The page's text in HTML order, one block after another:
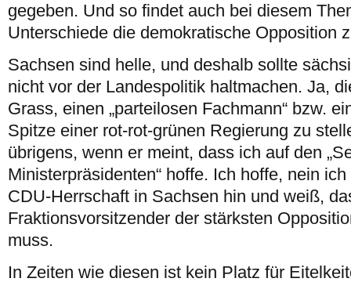
gegeben. Und so findet auch bei diesem
Unterschiede die demokratische Opposition
Sachsen sind helle, und deshalb sollte
nicht vor der Landespolitik haltmachen. Ja,
Grass, einen „parteilosen Fachmann“ bzw.
Spitze einer rot-rot-grünen Regierung zu
übrigens, wenn er meint, dass ich auf den
Ministerpräsidenten“ hoffe. Ich hoffe, nein
CDU-Herrschaft in Sachsen hin und weiß,
Fraktionsvorsitzender der stärksten
muss.
In Zeiten wie diesen ist kein Platz für